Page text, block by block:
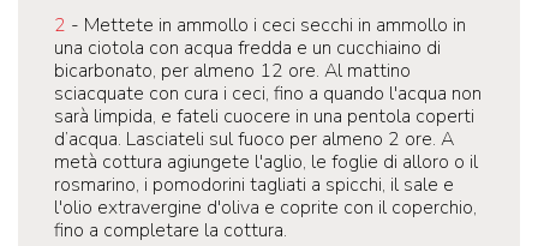
2 - Mettete in ammollo i ceci secchi in ammollo in
una ciotola con acqua fredda e un cucchiaino di
bicarbonato, per almeno 12 ore. Al mattino
sciacquate con cura i ceci, fino a quando l'acqua non
sarà limpida, e fateli cuocere in una pentola coperti
d’acqua. Lasciateli sul fuoco per almeno 2 ore. A
metà cottura agiungete l'aglio, le foglie di alloro o il
rosmarino, i pomodorini tagliati a spicchi, il sale e
l'olio extravergine d'oliva e coprite con il coperchio,
fino a completare la cottura.